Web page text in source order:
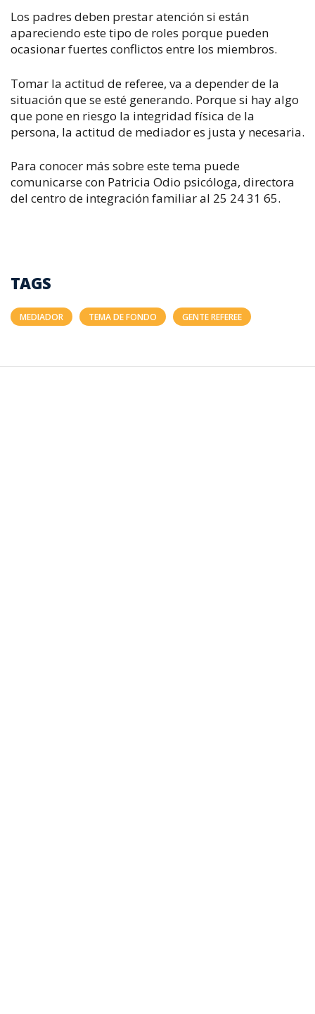
Los padres deben prestar atención si están
apareciendo este tipo de roles porque pueden
ocasionar fuertes conflictos entre los miembros.
Tomar la actitud de referee, va a depender de la
situación que se esté generando. Porque si hay algo
que pone en riesgo la integridad física de la
persona, la actitud de mediador es justa y necesaria.
Para conocer más sobre este tema puede
comunicarse con Patricia Odio psicóloga, directora
del centro de integración familiar al 25 24 31 65.
TAGS
MEDIADOR TEMA DE FONDO GENTE REFEREE